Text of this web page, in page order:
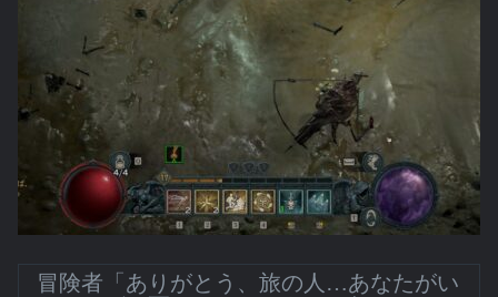
冒険者「ありがとう、旅の人…あなたがい